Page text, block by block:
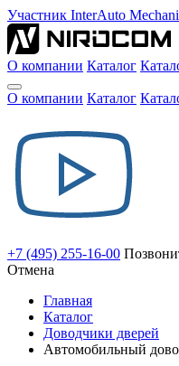
Участник InterAuto
О компании Каталог
О компании Каталог
+7 (495) 255-16-00
Отмена
Главная
Каталог
Доводчики дверей
Автомобильный